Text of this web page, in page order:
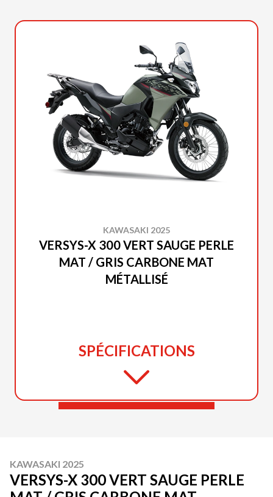
KAWASAKI 2025
VERSYS-X 300 VERT SAUGE PERLE
MAT / GRIS CARBONE MAT
MÉTALLISÉ
SPÉCIFICATIONS
KAWASAKI 2025
VERSYS-X 300 VERT SAUGE PERLE